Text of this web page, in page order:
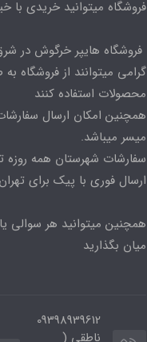
فروشگاه میتوانید خریدی با
فروشگاه هایپر خرگوش در
گرامی میتوانند از فروشگاه
محصولات استفاده کنند
همچنین امکان ارسال
میسر میباشد.
سفارشات شهرستان همه
ارسال فوری با پیک برای تهران
همچنین میتوانید هر سوالی
میان بگذارید
09398939612
ناطقی (